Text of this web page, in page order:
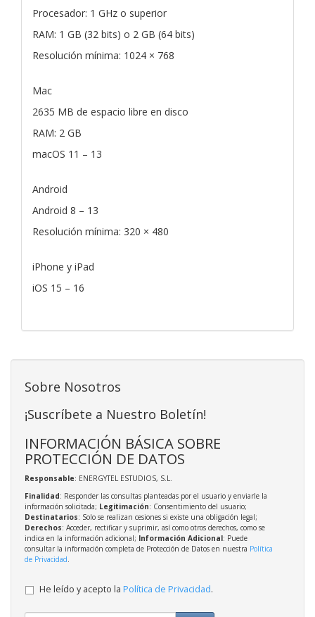
Procesador: 1 GHz o superior
RAM: 1 GB (32 bits) o 2 GB (64 bits)
Resolución mínima: 1024 × 768
Mac
2635 MB de espacio libre en disco
RAM: 2 GB
macOS 11 – 13
Android
Android 8 – 13
Resolución mínima: 320 × 480
iPhone y iPad
iOS 15 – 16
Sobre Nosotros
¡Suscríbete a Nuestro Boletín!
INFORMACIÓN BÁSICA SOBRE
PROTECCIÓN DE DATOS
Responsable: ENERGYTEL ESTUDIOS, S.L.
Finalidad: Responder las consultas planteadas por el usuario y enviarle la
información solicitada; Legitimación: Consentimiento del usuario;
Destinatarios: Solo se realizan cesiones si existe una obligación legal;
Derechos: Acceder, rectificar y suprimir, así como otros derechos, como se
indica en la información adicional; Información Adicional: Puede
consultar la información completa de Protección de Datos en nuestra Política
de Privacidad
He leído y acepto la Política de Privacidad.